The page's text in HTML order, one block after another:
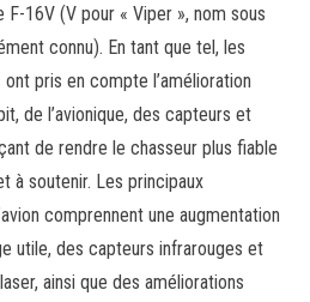
16V (V pour « Viper », nom sous
connu). En tant que tel, les
pris en compte l’amélioration
de l’avionique, des capteurs et
de rendre le chasseur plus fiable
à soutenir. Les principaux
comprennent une augmentation
utile, des capteurs infrarouges et
ainsi que des améliorations